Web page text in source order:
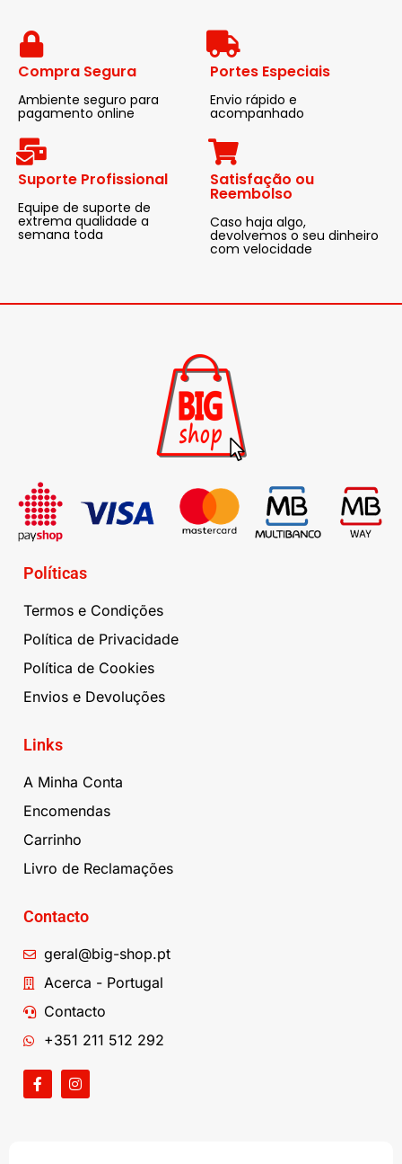
Compra Segura
Ambiente seguro para
pagamento online
Portes Especiais
Envio rápido e
acompanhado
Suporte Profissional
Equipe de suporte de
extrema qualidade a
semana toda
Satisfação ou
Reembolso
Caso haja algo,
devolvemos o seu dinheiro
com velocidade
Políticas
Termos e Condições
Política de Privacidade
Política de Cookies
Envios e Devoluções
Links
A Minha Conta
Encomendas
Carrinho
Livro de Reclamações
Contacto
geral@big-shop.pt
Acerca - Portugal
Contacto
+351 211 512 292